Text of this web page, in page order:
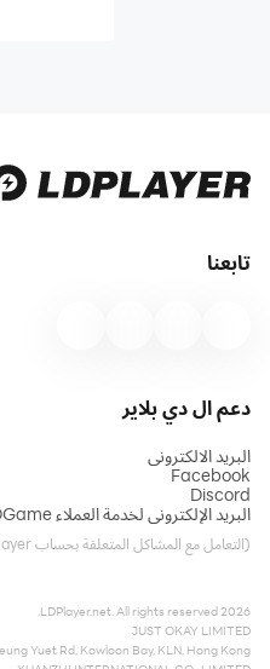
تابعنا
دعم ال دي بلاير
البريد الالكتروني
Facebook
Discord
البريد الإلكتروني لخدمة العملاء LDGame
(التعامل مع المشاكل المتعلقة بحساب LDPlayer والشحن)
2026 LDPlayer.net. All rights reserved.
JUST OKAY LIMITED
Yuet Rd, Kowloon Bay, KLN, Hong Kong